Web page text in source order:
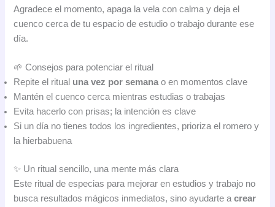
Agradece el momento, apaga la vela con calma y deja el
cuenco cerca de tu espacio de estudio o trabajo durante ese
día.
🌱 Consejos para potenciar el ritual
Repite el ritual una vez por semana o en momentos clave
Mantén el cuenco cerca mientras estudias o trabajas
Evita hacerlo con prisas; la intención es clave
Si un día no tienes todos los ingredientes, prioriza el romero y
la hierbabuena
✨ Un ritual sencillo, una mente más clara
Este ritual de especias para mejorar en estudios y trabajo no
busca resultados mágicos inmediatos, sino ayudarte acrear